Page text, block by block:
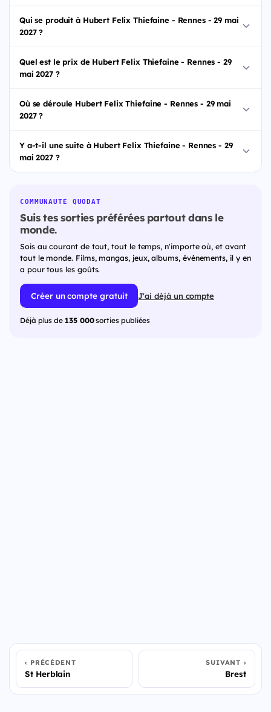
Qui se produit à Hubert Felix Thiefaine - Rennes - 29 mai
2027 ?
Quel est le prix de Hubert Felix Thiefaine - Rennes - 29
mai 2027 ?
Où se déroule Hubert Felix Thiefaine - Rennes - 29 mai
2027 ?
Y a-t-il une suite à Hubert Felix Thiefaine - Rennes - 29
mai 2027 ?
COMMUNAUTÉ QUODAT
Suis tes sorties préférées partout dans le
monde.
Sois au courant de tout, tout le temps, n'importe où, et avant
tout le monde. Films, mangas, jeux, albums, événements, il y en
a pour tous les goûts.
Créer un compte gratuit J'ai déjà un compte
Déjà plus de 135 000sorties publiées
PRÉCÉDENT
St Herblain
SUIVANT
Brest